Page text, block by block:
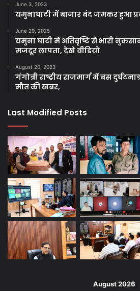
June 3, 2023
यमुनाघाटी में बाजार बंद जमकर हुआ
June 29, 2025
यमुना घाटी में अतिवृष्टि से भारी
मजदूर लापता, देखे वीडियो
August 20, 2023
गंगोत्री राष्ट्रीय राजमार्ग में बस
मौत की खबर,
Last Modified Posts
August 2026